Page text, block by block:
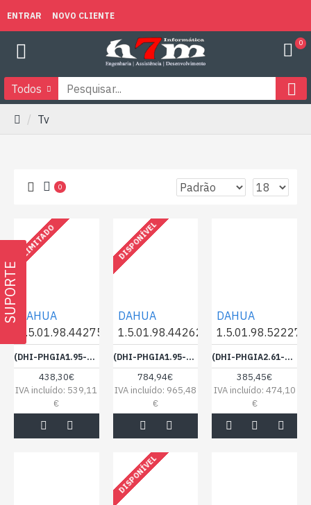
SUPORTE
ENTRAR NOVO CLIENTE
0
Todos
Tv
0
LIMITADO
DAHUA
1.5.01.98.44275
(DHI-PHGIA1.95-SE-A) DAHUA LED CABINET 1.95 SMD (500*500*33) - 1382777
438,30€
IVA incluído: 539,11
€
DISPONÍVEL
DAHUA
1.5.01.98.44262
(DHI-PHGIA1.95-SE-B) DAHUA LED CABINET 1.95 SMD (1000*500*33) - 1382776
784,94€
IVA incluído: 965,48
€
DAHUA
1.5.01.98.52227
(DHI-PHGIA2.61-SE-AA) DAHUA LED CABINET 2.6 SMD INSTALACION VERTICAL/HORIZONTAL500X500 BIN-2.6-2 - 1390397
385,45€
IVA incluído: 474,10
€
DISPONÍVEL